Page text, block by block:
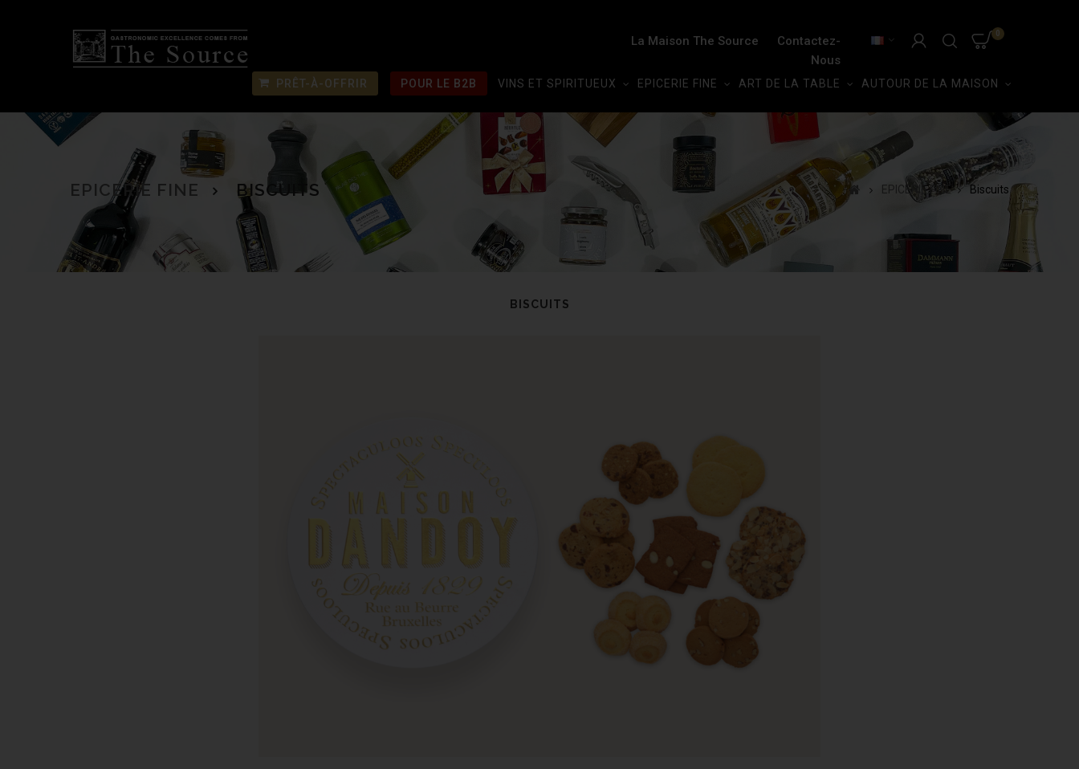
0
La Maison The Source
Contactez-
Nous
PRÊT-À-OFFRIR POUR LE B2B VINS ET SPIRITUEUX EPICERIE FINE ART DE LA TABLE AUTOUR DE LA MAISON
EPICERIE FINE BISCUITS EPICERIE FINE Biscuits
BISCUITS